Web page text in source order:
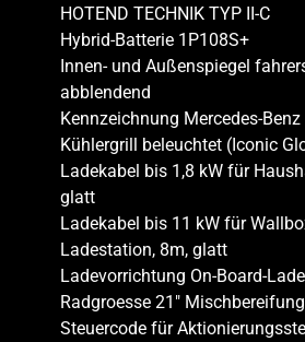
HOTEND TECHNIK TYP II-C
Hybrid-Batterie 1P108S+
Innen- und Außenspiegel
abblendend
Kennzeichnung Mercedes-
Kühlergrill beleuchtet (Iconic
Ladekabel bis 1,8 kW für
glatt
Ladekabel bis 11 kW für
Ladestation, 8m, glatt
Ladevorrichtung On-Board-
Radgroesse 21″
Steuercode für